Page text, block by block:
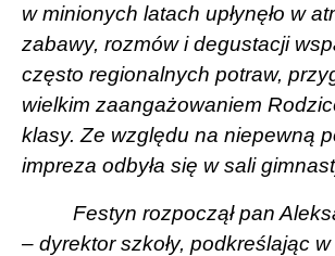
w minionych latach upłynęło w
zabawy, rozmów i degustacji
często regionalnych potraw,
wielkim zaangażowaniem
klasy. Ze względu na niepewną
impreza odbyła się w sali
Festyn rozpoczął pan
– dyrektor szkoły, podkreślając